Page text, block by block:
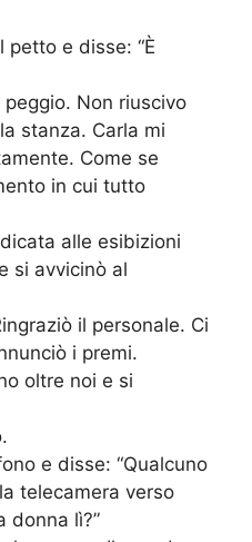
petto e disse: “È
Non riuscivo
stanza. Carla mi
Come se
in cui tutto
alle esibizioni
si avvicinò al
il personale. Ci
i premi.
oltre noi e si
e disse: “Qualcuno
telecamera verso
donna lì?”